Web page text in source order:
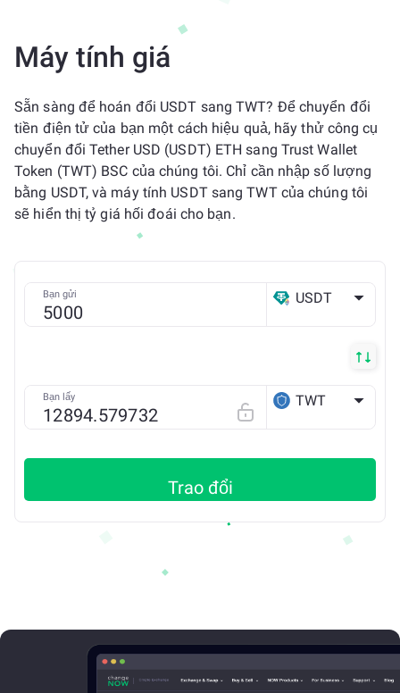
Máy tính giá
Sẵn sàng để hoán đổi USDT sang TWT? Để chuyển đổi
tiền điện tử của bạn một cách hiệu quả, hãy thử công cụ
chuyển đổi Tether USD (USDT) ETH sang Trust Wallet
Token (TWT) BSC của chúng tôi. Chỉ cần nhập số lượng
bằng USDT, và máy tính USDT sang TWT của chúng tôi
sẽ hiển thị tỷ giá hối đoái cho bạn.
Bạn gửi USDT
Bạn lấy TWT
Trao đổi